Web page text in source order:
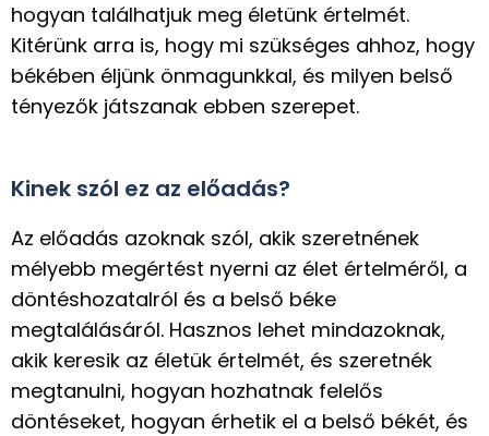
hogyan találhatjuk meg életünk értelmét.
Kitérünk arra is, hogy mi szükséges ahhoz, hogy
békében éljünk önmagunkkal, és milyen belső
tényezők játszanak ebben szerepet.
Kinek szól ez az előadás?
Az előadás azoknak szól, akik szeretnének
mélyebb megértést nyerni az élet értelméről, a
döntéshozatalról és a belső béke
megtalálásáról. Hasznos lehet mindazoknak,
akik keresik az életük értelmét, és szeretnék
megtanulni, hogyan hozhatnak felelős
döntéseket, hogyan érhetik el a belső békét, és